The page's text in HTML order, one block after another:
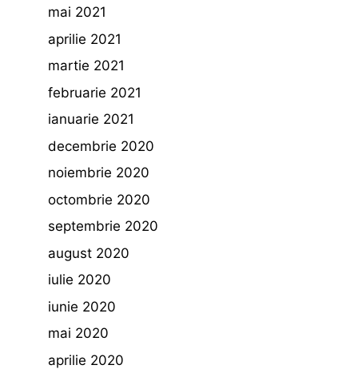
mai 2021
aprilie 2021
martie 2021
februarie 2021
ianuarie 2021
decembrie 2020
noiembrie 2020
octombrie 2020
septembrie 2020
august 2020
iulie 2020
iunie 2020
mai 2020
aprilie 2020